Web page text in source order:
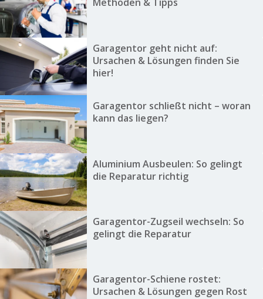
Methoden & Tipps
Garagentor geht nicht auf:
Ursachen & Lösungen finden Sie
hier!
Garagentor schließt nicht – woran
kann das liegen?
Aluminium Ausbeulen: So gelingt
die Reparatur richtig
Garagentor-Zugseil wechseln: So
gelingt die Reparatur
Garagentor-Schiene rostet:
Ursachen & Lösungen gegen Rost